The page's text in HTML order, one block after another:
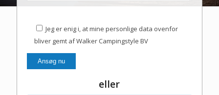
Jeg er enig i, at mine personlige data ovenfor
bliver gemt af Walker Campingstyle BV
eller